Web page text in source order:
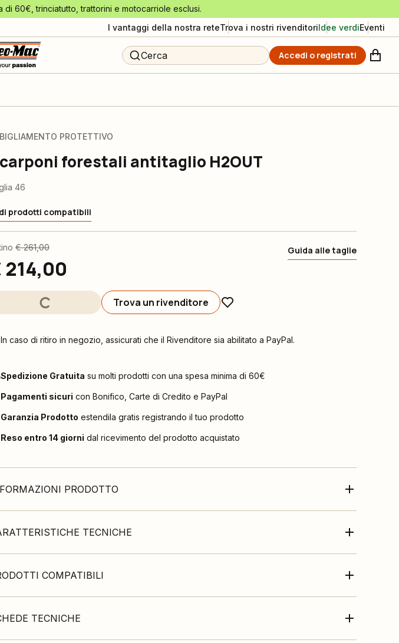
di 60€, trinciatutto, trattorini e motocarriole esclusi.
I vantaggi della nostra reteTrova i nostri rivenditoriIdee verdiEventi
Cerca Accedi o registrati
PROTETTIVO
forestali antitaglio H2OUT
46
prodotti compatibili
€ 261,00
214,00
Guida alle taglie
Trova un rivenditore
In caso di ritiro in negozio, assicurati che il Rivenditore sia abilitato a PayPal.
Spedizione Gratuita su molti prodotti con una spesa minima di 60€
Pagamenti sicuri con Bonifico, Carte di Credito e PayPal
Garanzia Prodotto estendila gratis registrando il tuo prodotto
Reso entro 14 giorni dal ricevimento del prodotto acquistato
PRODOTTO
TECNICHE
COMPATIBILI
TECNICHE